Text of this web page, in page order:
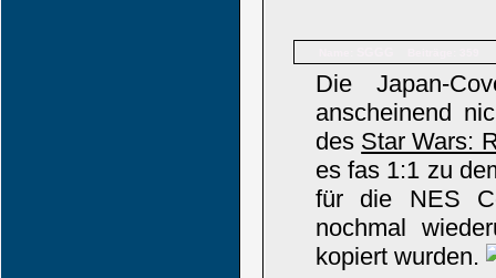
Die Japan-
anscheinend
des Star Wars:
es fas 1:1 zu
für die NES
nochmal
kopiert wurden.